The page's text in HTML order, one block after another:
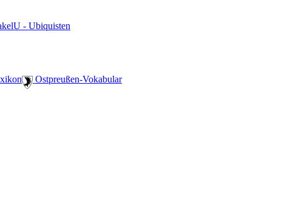
U - Ubiquisten
️ Ostpreußen-Vokabular